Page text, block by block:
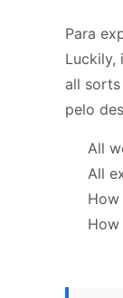
Para
Luckily,
all
pelo
All
All
How